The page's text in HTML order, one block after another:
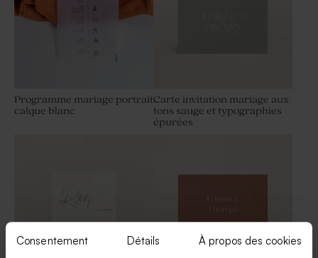
Consentement Détails À propos des cookies
Programme mariage portrait
calque blanc
Carte invitation mariage aux
tons sauge et typographies
épurées